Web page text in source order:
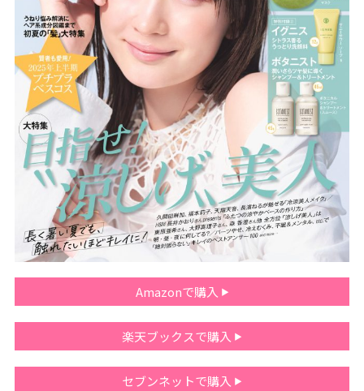
Amazonで購入
楽天ブックスで購入
セブンネットで購入